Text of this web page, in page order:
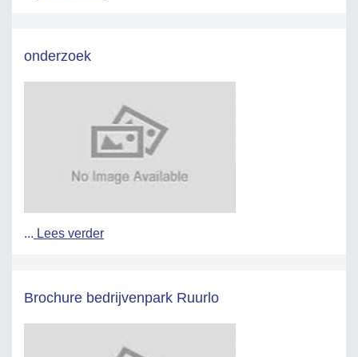
onderzoek
... Lees verder
Brochure bedrijvenpark Ruurlo